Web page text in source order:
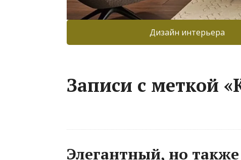
Дизайн интерьера
Записи с меткой
Элегантный, но